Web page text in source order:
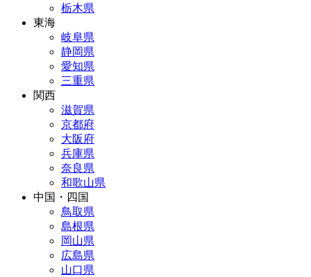
栃木県
東海
岐阜県
静岡県
愛知県
三重県
関西
滋賀県
京都府
大阪府
兵庫県
奈良県
和歌山県
中国・四国
鳥取県
島根県
岡山県
広島県
山口県